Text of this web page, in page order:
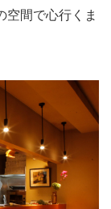
空間で心行くま